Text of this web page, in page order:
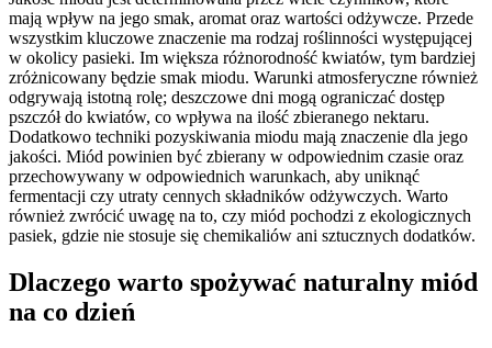
mają wpływ na jego smak, aromat oraz wartości odżywcze. Przede
wszystkim kluczowe znaczenie ma rodzaj roślinności występującej
w okolicy pasieki. Im większa różnorodność kwiatów, tym bardziej
zróżnicowany będzie smak miodu. Warunki atmosferyczne również
odgrywają istotną rolę; deszczowe dni mogą ograniczać dostęp
pszczół do kwiatów, co wpływa na ilość zbieranego nektaru.
Dodatkowo techniki pozyskiwania miodu mają znaczenie dla jego
jakości. Miód powinien być zbierany w odpowiednim czasie oraz
przechowywany w odpowiednich warunkach, aby uniknąć
fermentacji czy utraty cennych składników odżywczych. Warto
również zwrócić uwagę na to, czy miód pochodzi z ekologicznych
pasiek, gdzie nie stosuje się chemikaliów ani sztucznych dodatków.
Dlaczego warto spożywać naturalny miód
na co dzień